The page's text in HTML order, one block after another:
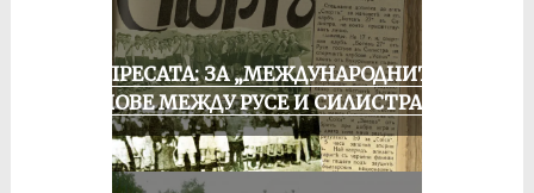
ОТ ПРЕСАТА: ЗА „МЕЖДУНАРОДНИТЕ“
МАЧОВЕ МЕЖДУ РУСЕ И СИЛИСТРА